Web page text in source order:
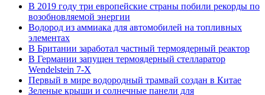
В 2019 году три европейские страны побили рекорды по
возобновляемой энергии
Водород из аммиака для автомобилей на топливных
элементах
В Британии заработал частный термоядерный реактор
В Германии запущен термоядерный стелларатор
Wendelstein 7-X
Первый в мире водородный трамвай создан в Китае
Зеленые крыши и солнечные панели для